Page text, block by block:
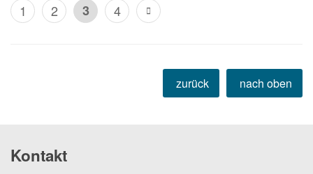
1 2 3 4
zurück nach oben
Kontakt